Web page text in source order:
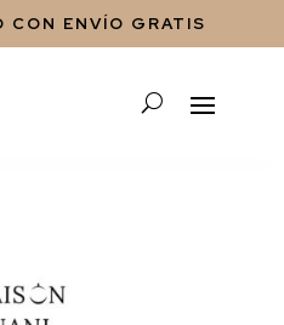
CON ENVÍO GRATIS